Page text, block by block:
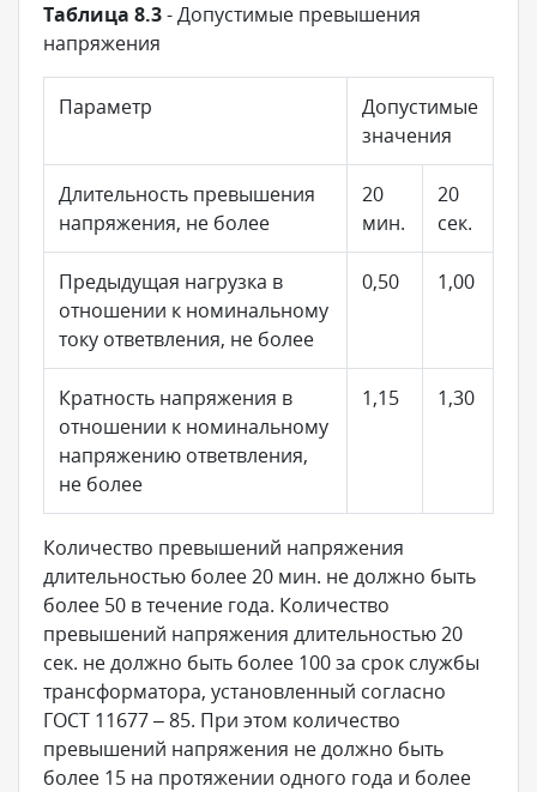
Таблица 8.3- Допустимые превышения
напряжения
Параметр
Допустимые
значения
Длительность превышения
напряжения, не более
20
мин.
20
сек.
Предыдущая нагрузка в
отношении к номинальному
току ответвления, не более
0,50 1,00
Кратность напряжения в
отношении к номинальному
напряжению ответвления,
не более
1,15 1,30
Количество превышений напряжения
длительностью более 20 мин. не должно быть
более 50 в течение года. Количество
превышений напряжения длительностью 20
сек. не должно быть более 100 за срок службы
трансформатора, установленный согласно
ГОСТ 11677 – 85. При этом количество
превышений напряжения не должно быть
более 15 на протяжении одного года и более